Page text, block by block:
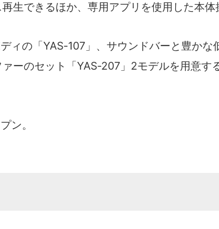
生できるほか、専用アプリを使用した本体
ィの「YAS-107」、サウンドバーと豊かな
ーのセット「YAS-207」2モデルを用意す
ン。